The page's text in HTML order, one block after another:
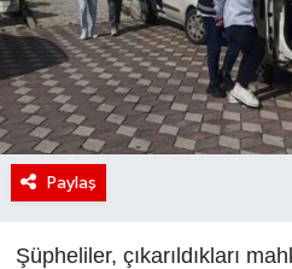
Paylaş
Şüpheliler, çıkarıldıkları